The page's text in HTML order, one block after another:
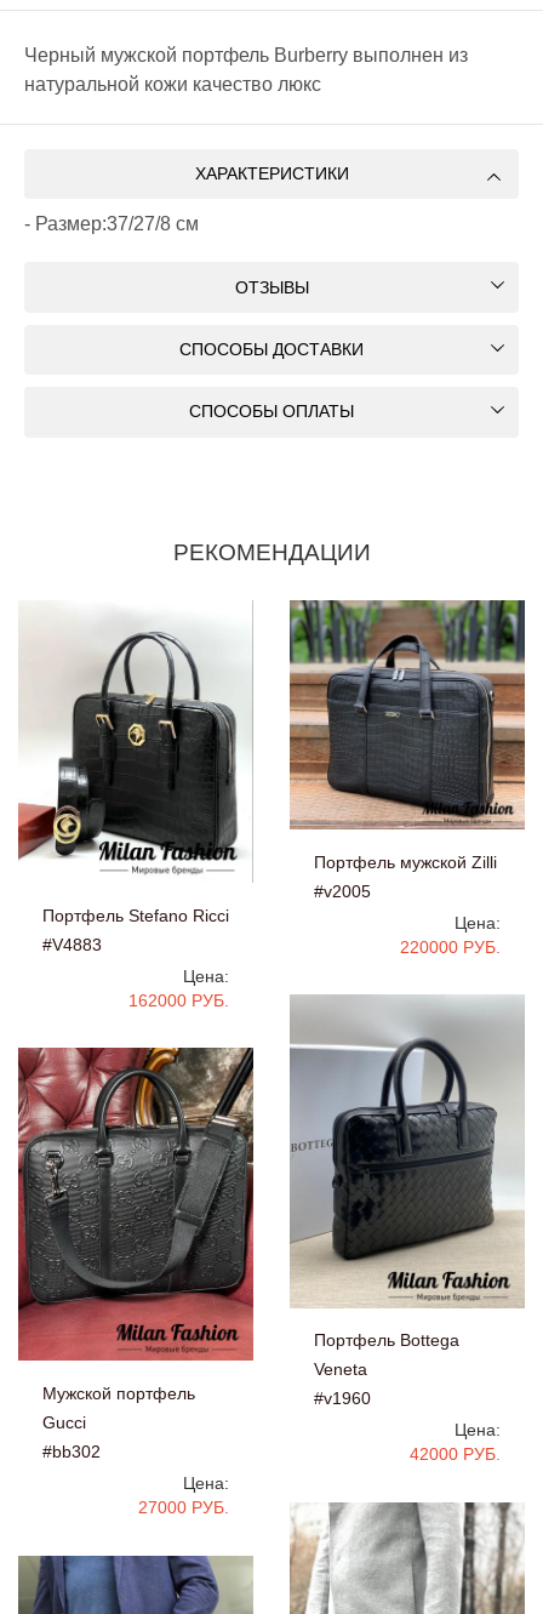
Черный мужской портфель Burberry выполнен из
натуральной кожи качество люкс
ХАРАКТЕРИСТИКИ
- Размер:37/27/8 см
ОТЗЫВЫ
СПОСОБЫ ДОСТАВКИ
СПОСОБЫ ОПЛАТЫ
РЕКОМЕНДАЦИИ
Портфель Stefano Ricci
#V4883
Цена:
162000 РУБ.
Портфель мужской Zilli
#v2005
Цена:
220000 РУБ.
Портфель Bottega
Veneta
#v1960
Цена:
42000 РУБ.
Мужской портфель
Gucci
#bb302
Цена:
27000 РУБ.